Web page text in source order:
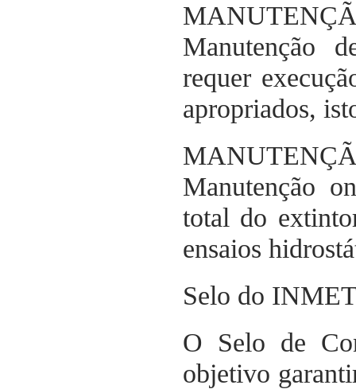
Manutenção
requer
apropriados,
Manutenção
total do
ensaios
Selo do
O Selo de
objetivo